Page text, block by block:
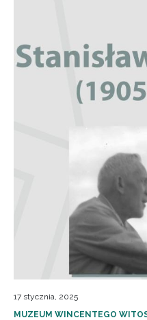
17 stycznia, 2025
MUZEUM WINCENTEGO